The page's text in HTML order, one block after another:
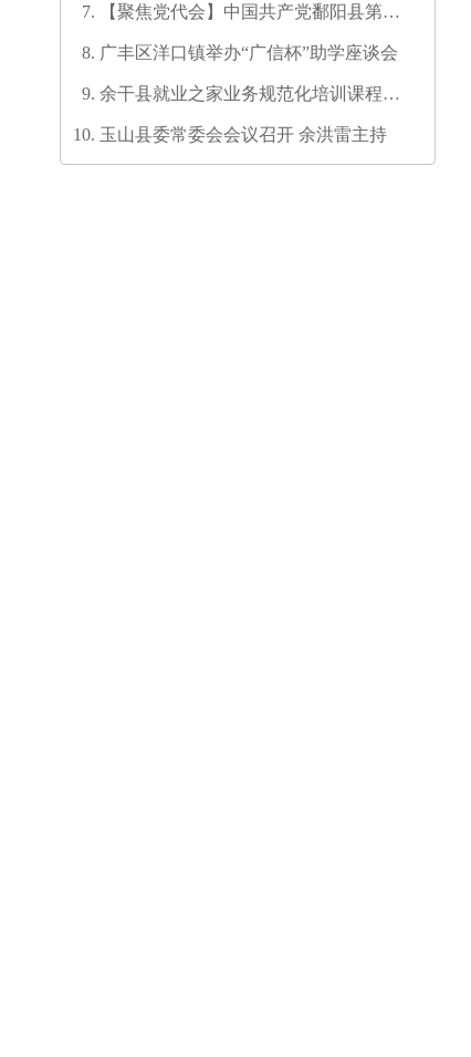
【聚焦党代会】中国共产党鄱阳县第十
广丰区洋口镇举办“广信杯”助学座谈会
余干县就业之家业务规范化培训课程开
玉山县委常委会会议召开 余洪雷主持